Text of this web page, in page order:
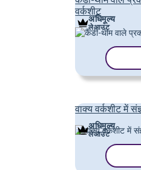
वर्कशीट
अधिमूल्य
लेआउट
वाक्य वर्कशीट में
अधिमूल्य
लेआउट